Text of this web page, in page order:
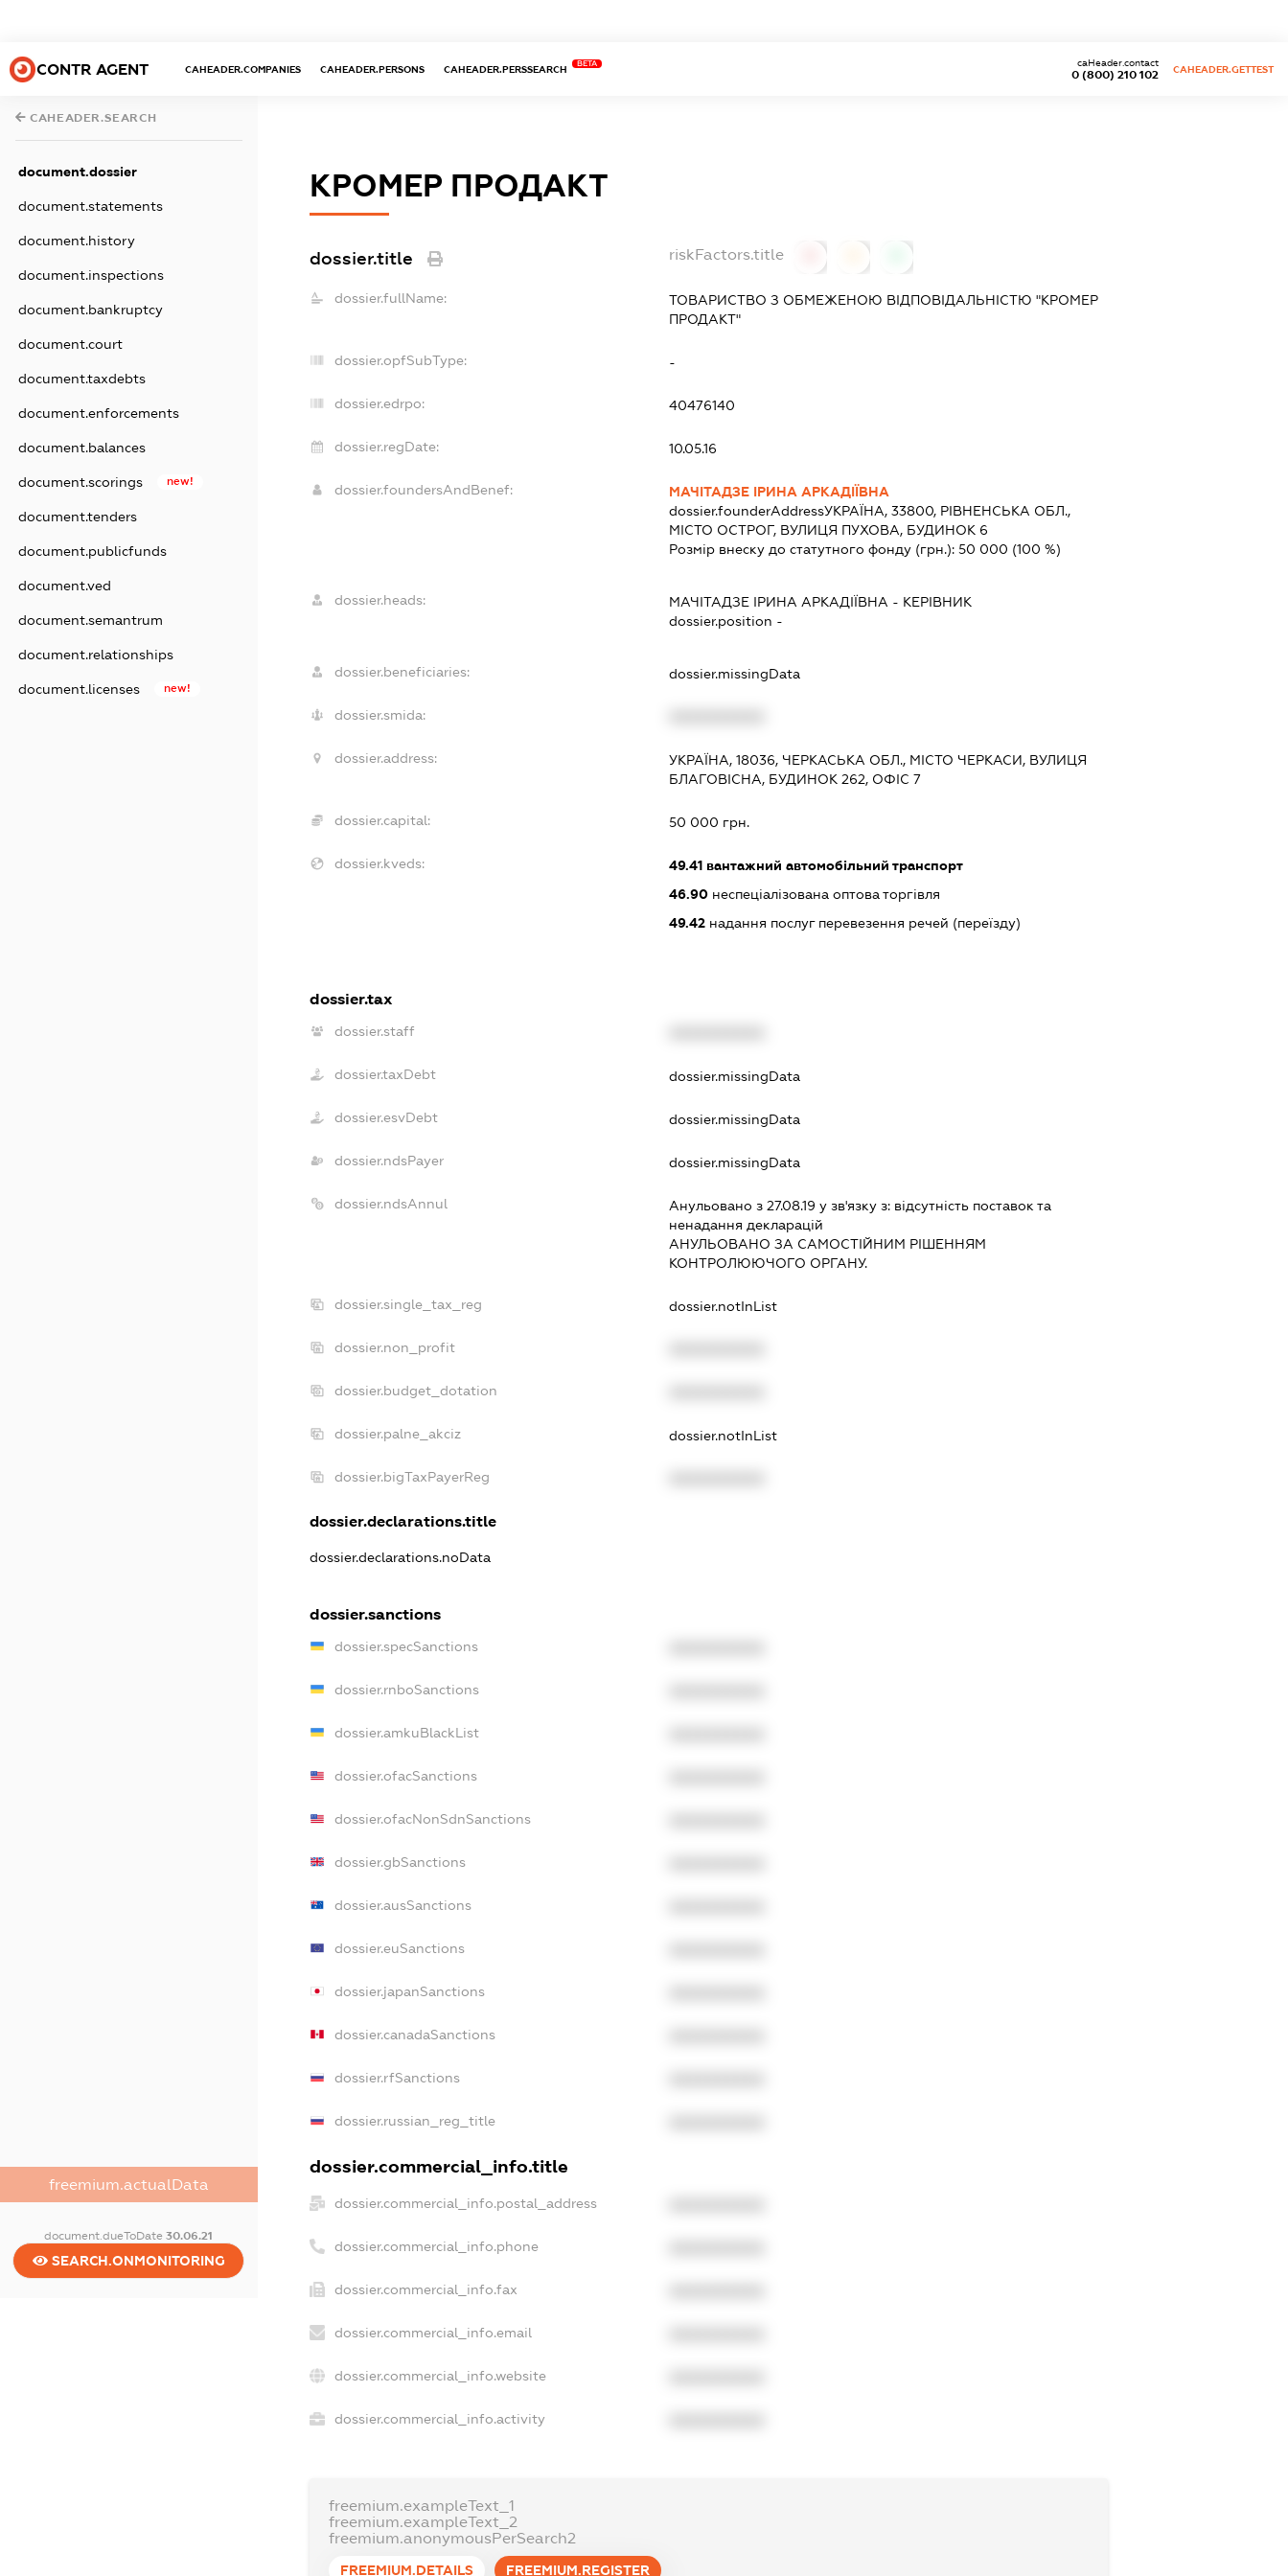
CONTR AGENT CAHEADER.COMPANIES CAHEADER.PERSONS CAHEADER.PERSSEARCH
BETA
0 (800) 210 102
caHeader.contact
CAHEADER.GETTEST
CAHEADER.SEARCH
document.dossier
document.statements
document.history
document.inspections
document.bankruptcy
document.court
document.taxdebts
document.enforcements
document.balances
document.scorings new!
document.tenders
document.publicfunds
document.ved
document.semantrum
document.relationships
document.licenses new!
freemium.actualData
document.dueToDate30.06.21
SEARCH.ONMONITORING
КРОМЕР ПРОДАКТ
dossier.title riskFactors.title
dossier.fullName:
ТОВАРИСТВО З ОБМЕЖЕНОЮ ВІДПОВІДАЛЬНІСТЮ "КРОМЕР
ПРОДАКТ"
dossier.opfSubType: -
dossier.edrpo: 40476140
dossier.regDate: 10.05.16
dossier.foundersAndBenef:
МАЧІТАДЗЕ ІРИНА АРКАДІЇВНА
dossier.founderAddressУКРАЇНА, 33800, РІВНЕНСЬКА ОБЛ.,
МІСТО ОСТРОГ, ВУЛИЦЯ ПУХОВА, БУДИНОК 6
Розмір внеску до статутного фонду (грн.): 50 000 (100 %)
dossier.heads: МАЧІТАДЗЕ ІРИНА АРКАДІЇВНА - КЕРІВНИК
dossier.position -
dossier.beneficiaries: dossier.missingData
dossier.smida:
dossier.address:
УКРАЇНА, 18036, ЧЕРКАСЬКА ОБЛ., МІСТО ЧЕРКАСИ, ВУЛИЦЯ
БЛАГОВІСНА, БУДИНОК 262, ОФІС 7
dossier.capital: 50 000 грн.
dossier.kveds: 49.41вантажний автомобільний транспорт
46.90неспеціалізована оптова торгівля
49.42надання послуг перевезення речей (переїзду)
dossier.tax
dossier.staff
dossier.taxDebt dossier.missingData
dossier.esvDebt dossier.missingData
dossier.ndsPayer dossier.missingData
dossier.ndsAnnul Анульовано з 27.08.19 у зв'язку з: вiдсутнiсть поставок та
ненадання декларацiй
АНУЛЬОВАНО ЗА САМОСТIЙНИМ РIШЕННЯМ
КОНТРОЛЮЮЧОГО ОРГАНУ.
dossier.single_tax_reg dossier.notInList
dossier.non_profit
dossier.budget_dotation
dossier.palne_akciz dossier.notInList
dossier.bigTaxPayerReg
dossier.declarations.title
dossier.declarations.noData
dossier.sanctions
dossier.specSanctions
dossier.rnboSanctions
dossier.amkuBlackList
dossier.ofacSanctions
dossier.ofacNonSdnSanctions
dossier.gbSanctions
dossier.ausSanctions
dossier.euSanctions
dossier.japanSanctions
dossier.canadaSanctions
dossier.rfSanctions
dossier.russian_reg_title
dossier.commercial_info.title
dossier.commercial_info.postal_address
dossier.commercial_info.phone
dossier.commercial_info.fax
dossier.commercial_info.email
dossier.commercial_info.website
dossier.commercial_info.activity
freemium.exampleText_1
freemium.exampleText_2
freemium.anonymousPerSearch2
FREEMIUM.DETAILS FREEMIUM.REGISTER